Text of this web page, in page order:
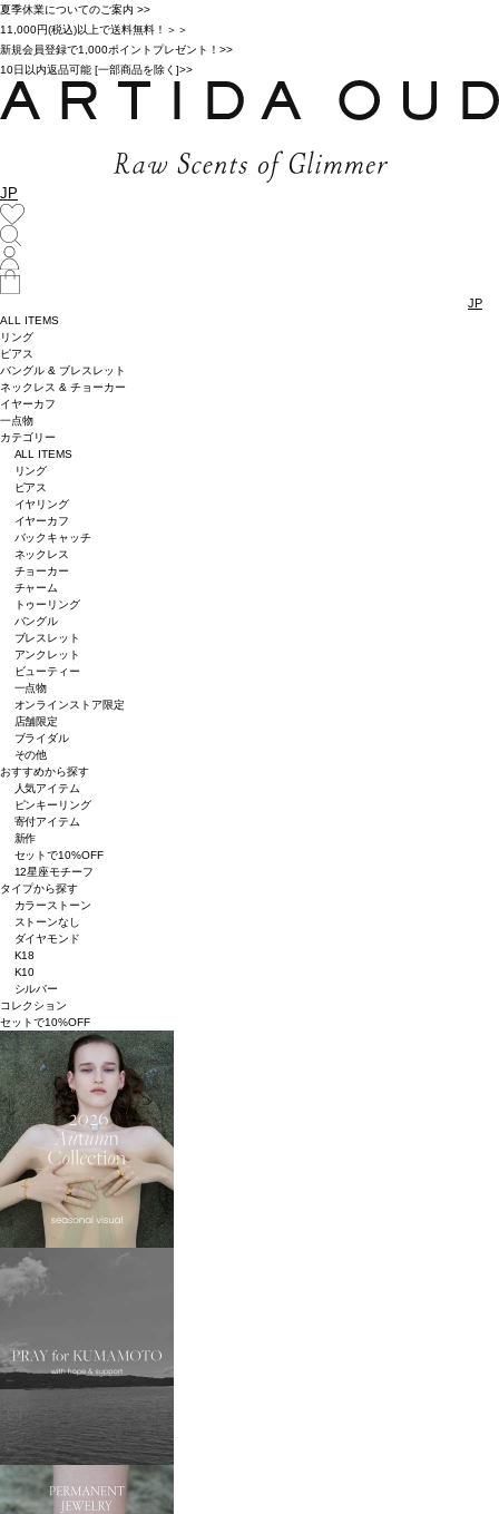
夏季休業についてのご案内 >>
11,000円(税込)以上で送料無料！＞＞
新規会員登録で1,000ポイントプレゼント！>>
10日以内返品可能 [一部商品を除く]>>
JP
JP
ALL ITEMS
リング
ピアス
バングル & ブレスレット
ネックレス & チョーカー
イヤーカフ
一点物
カテゴリー
ALL ITEMS
リング
ピアス
イヤリング
イヤーカフ
バックキャッチ
ネックレス
チョーカー
チャーム
トゥーリング
バングル
ブレスレット
アンクレット
ビューティー
一点物
オンラインストア限定
店舗限定
ブライダル
その他
おすすめから探す
人気アイテム
ピンキーリング
寄付アイテム
新作
セットで10%OFF
12星座モチーフ
タイプから探す
カラーストーン
ストーンなし
ダイヤモンド
K18
K10
シルバー
コレクション
セットで10%OFF